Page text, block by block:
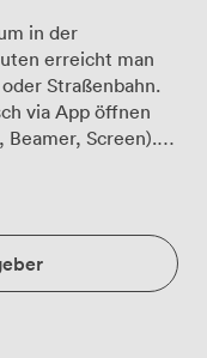
in der
erreicht man
Straßenbahn.
via App öffnen
Beamer, Screen).
anschließenden 2
WLAN (LAN
stehend (für
Tischen (für